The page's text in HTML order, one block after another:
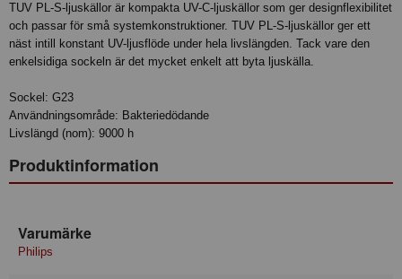
TUV PL-S-ljuskällor är kompakta UV-C-ljuskällor som ger designflexibilitet
och passar för små systemkonstruktioner. TUV PL-S-ljuskällor ger ett
näst intill konstant UV-ljusflöde under hela livslängden. Tack vare den
enkelsidiga sockeln är det mycket enkelt att byta ljuskälla.
Sockel: G23
Användningsområde: Bakteriedödande
Livslängd (nom): 9000 h
Produktinformation
Varumärke
Philips